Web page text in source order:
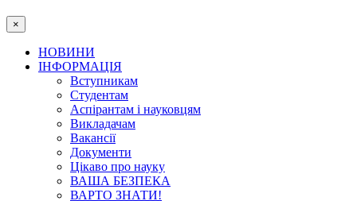
×
НОВИНИ
ІНФОРМАЦІЯ
Вступникам
Студентам
Аспірантам і науковцям
Викладачам
Вакансії
Документи
Цікаво про науку
ВАША БЕЗПЕКА
ВАРТО ЗНАТИ!